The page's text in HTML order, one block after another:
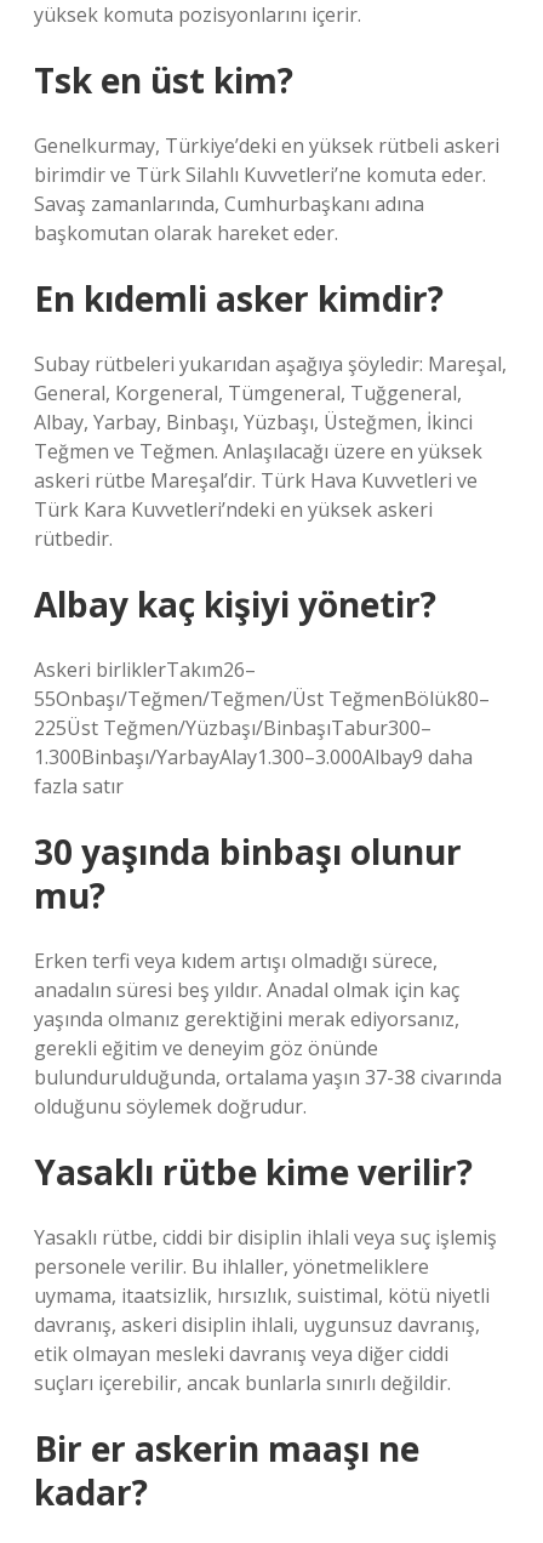
yüksek komuta pozisyonlarını içerir.
Tsk en üst kim?
Genelkurmay, Türkiye’deki en yüksek rütbeli askeri
birimdir ve Türk Silahlı Kuvvetleri’ne komuta eder.
Savaş zamanlarında, Cumhurbaşkanı adına
başkomutan olarak hareket eder.
En kıdemli asker kimdir?
Subay rütbeleri yukarıdan aşağıya şöyledir: Mareşal,
General, Korgeneral, Tümgeneral, Tuğgeneral,
Albay, Yarbay, Binbaşı, Yüzbaşı, Üsteğmen, İkinci
Teğmen ve Teğmen. Anlaşılacağı üzere en yüksek
askeri rütbe Mareşal’dir. Türk Hava Kuvvetleri ve
Türk Kara Kuvvetleri’ndeki en yüksek askeri
rütbedir.
Albay kaç kişiyi yönetir?
Askeri birliklerTakım26–
55Onbaşı/Teğmen/Teğmen/Üst TeğmenBölük80–
225Üst Teğmen/Yüzbaşı/BinbaşıTabur300–
1.300Binbaşı/YarbayAlay1.300–3.000Albay9 daha
fazla satır
30 yaşında binbaşı olunur
mu?
Erken terfi veya kıdem artışı olmadığı sürece,
anadalın süresi beş yıldır. Anadal olmak için kaç
yaşında olmanız gerektiğini merak ediyorsanız,
gerekli eğitim ve deneyim göz önünde
bulundurulduğunda, ortalama yaşın 37-38 civarında
olduğunu söylemek doğrudur.
Yasaklı rütbe kime verilir?
Yasaklı rütbe, ciddi bir disiplin ihlali veya suç işlemiş
personele verilir. Bu ihlaller, yönetmeliklere
uymama, itaatsizlik, hırsızlık, suistimal, kötü niyetli
davranış, askeri disiplin ihlali, uygunsuz davranış,
etik olmayan mesleki davranış veya diğer ciddi
suçları içerebilir, ancak bunlarla sınırlı değildir.
Bir er askerin maaşı ne
kadar?